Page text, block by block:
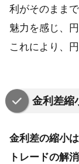
利がそのまま
魅力を感じ、
これにより、
金利差縮
金利差の縮小
トレードの解